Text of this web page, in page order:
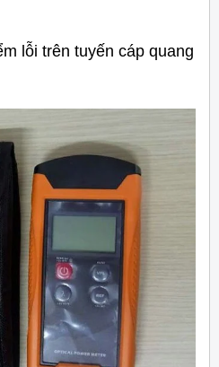
lỗi trên tuyến cáp quang